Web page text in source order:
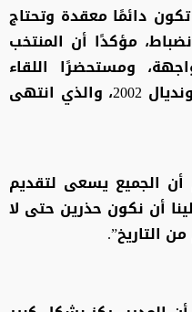
دائمًا معقدة وتحتاج
مؤكدًا أن المنتخب
ومستحضرًا اللقاء
التاريخي بين المنتخبين في مونديال 2002، والذي انتهى
الجميع يسعى لتقديم
أن نكون حذرين حتى لا
التاريخ”.